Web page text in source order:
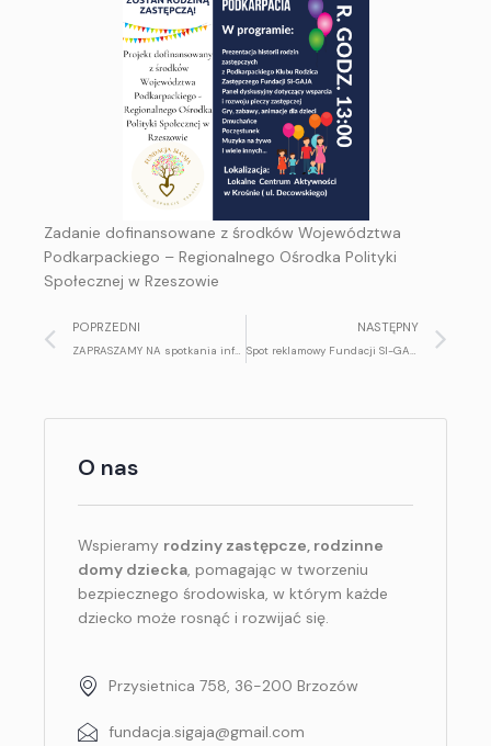
Zadanie dofinansowane z środków Województwa
Podkarpackiego – Regionalnego Ośrodka Polityki
Społecznej w Rzeszowie
POPRZEDNI
ZAPRASZAMY NA spotkania informacyjne: “Jak zostać rodziną zastępczą?”
NASTĘPNY
Spot reklamowy Fundacji SI-GAJA promujący rodzicielstwo zastępcze
O nas
Wspieramy rodziny zastępcze, rodzinne
domy dziecka, pomagając w tworzeniu
bezpiecznego środowiska, w którym każde
dziecko może rosnąć i rozwijać się.
Przysietnica 758, 36-200 Brzozów
fundacja.sigaja@gmail.com